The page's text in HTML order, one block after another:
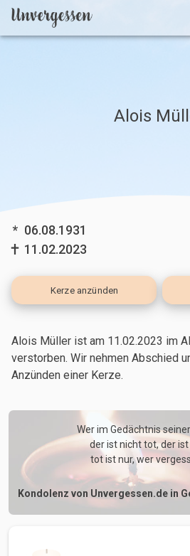
Alois
* 06.08.1931
11.02.2023
Kerze anzünden
Alois Müller ist am 11.02.2023 im
verstorben. Wir nehmen Abschied
Anzünden einer Kerze.
Wer im Gedächtnis
der ist nicht tot, der
tot ist nur, wer
Kondolenz von Unvergessen.de in